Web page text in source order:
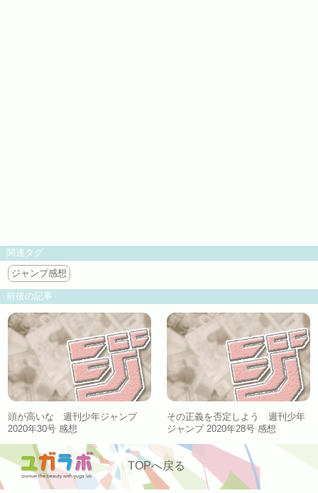
関連タグ
ジャンプ感想
前後の記事
頭が高いな 週刊少年ジャンプ
2020年30号 感想
その正義を否定しよう 週刊少年
ジャンプ 2020年28号 感想
TOPへ戻る